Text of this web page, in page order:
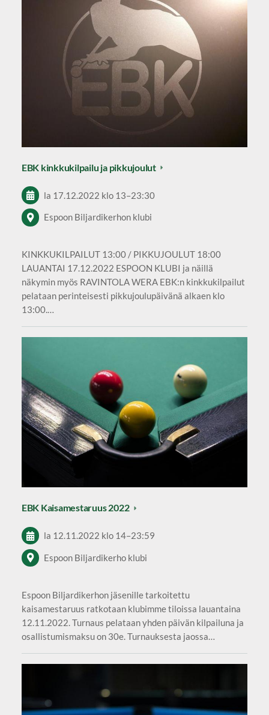
EBK kinkkukilpailu ja pikkujoulut
la 17.12.2022 klo 13–23:30
Espoon Biljardikerhon klubi
KINKKUKILPAILUT 13:00 / PIKKUJOULUT 18:00
LAUANTAI 17.12.2022 ESPOON KLUBI ja näillä
näkymin myös RAVINTOLA WERA EBK:n kinkkukilpailut
pelataan perinteisesti pikkujoulupäivänä alkaen klo
13:00.…
EBK Kaisamestaruus 2022
la 12.11.2022 klo 14–23:59
Espoon Biljardikerho klubi
Espoon Biljardikerhon jäsenille tarkoitettu
kaisamestaruus ratkotaan klubimme tiloissa lauantaina
12.11.2022. Turnaus pelataan yhden päivän kilpailuna ja
osallistumismaksu on 30e. Turnauksesta jaossa…